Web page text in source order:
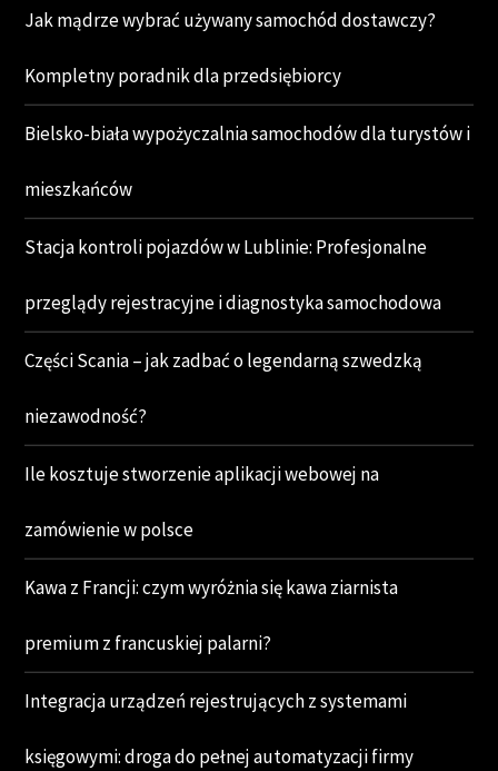
Jak mądrze wybrać używany samochód dostawczy?
Kompletny poradnik dla przedsiębiorcy
Bielsko-biała wypożyczalnia samochodów dla turystów i
mieszkańców
Stacja kontroli pojazdów w Lublinie: Profesjonalne
przeglądy rejestracyjne i diagnostyka samochodowa
Części Scania – jak zadbać o legendarną szwedzką
niezawodność?
Ile kosztuje stworzenie aplikacji webowej na
zamówienie w polsce
Kawa z Francji: czym wyróżnia się kawa ziarnista
premium z francuskiej palarni?
Integracja urządzeń rejestrujących z systemami
księgowymi: droga do pełnej automatyzacji firmy